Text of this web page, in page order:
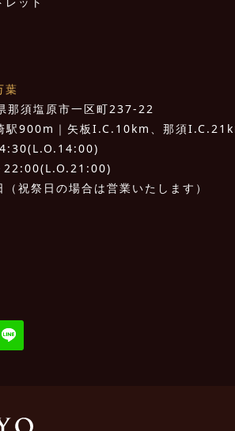
葉
那須塩原市一区町237-22
駅900m｜矢板I.C.10km、那須
22:00(L.O.21:00)
祝祭日の場合は営業いたします）